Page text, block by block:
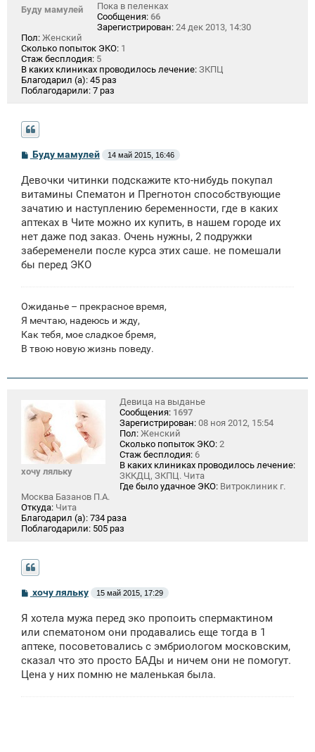
Буду мамулей
Пока в пеленках
Сообщения: 66
Зарегистрирован: 24 дек 2013, 14:30
Пол: Женский
Сколько попыток ЭКО: 1
Стаж бесплодия: 5
В каких клиниках проводилось лечение: ЗКПЦ
Благодарил (а): 45 раз
Поблагодарили: 7 раз
С
б
щ
н
и
Буду мамулей 14 май 2015, 16:46
Девочки читинки подскажите кто-нибудь покупал
витамины Спематон и Прегнотон способствующие
зачатию и наступлению беременности, где в каких
аптеках в Чите можно их купить, в нашем городе их
нет даже под заказ. Очень нужны, 2 подружки
забеременели после курса этих саше. не помешали
бы перед ЭКО
Ожиданье – прекрасное время,
Я мечтаю, надеюсь и жду,
Как тебя, мое сладкое бремя,
В твою новую жизнь поведу.
хочу ляльку
Девица на выданье
Сообщения: 1697
Зарегистрирован: 08 ноя 2012, 15:54
Пол: Женский
Сколько попыток ЭКО: 2
Стаж бесплодия: 6
В каких клиниках проводилось лечение:
ЗККДЦ, ЗКПЦ. Чита
Где было удачное ЭКО: Витроклиник г.
Москва Базанов П.А.
Откуда: Чита
Благодарил (а): 734 раза
Поблагодарили: 505 раз
С
б
щ
н
и
хочу ляльку 15 май 2015, 17:29
Я хотела мужа перед эко пропоить спермактином
или спематоном они продавались еще тогда в 1
аптеке, посоветовались с эмбриологом московским,
сказал что это просто БАДы и ничем они не помогут.
Цена у них помню не маленькая была.